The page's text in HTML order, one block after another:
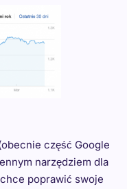
część Google
narzędziem dla
poprawić swoje